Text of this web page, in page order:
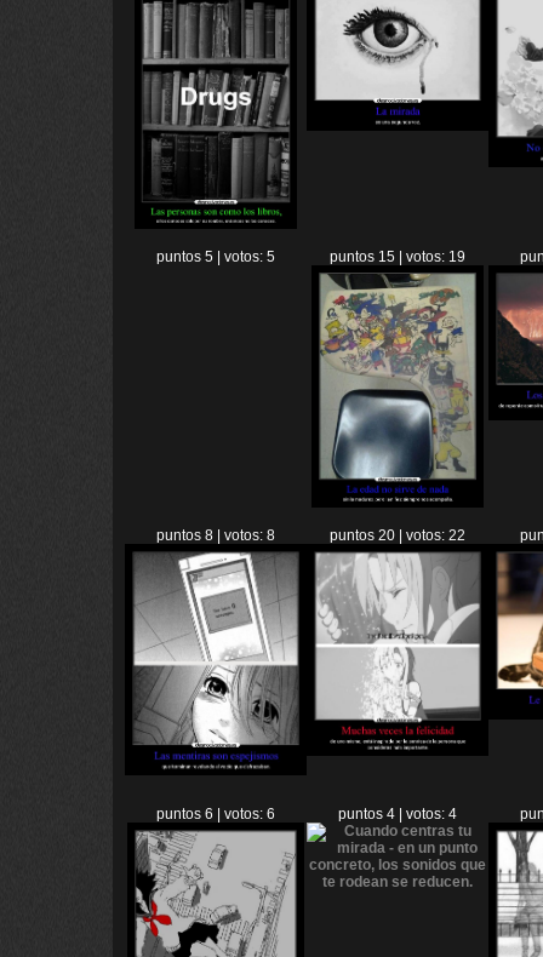
puntos 5 | votos: 5 puntos 15 | votos: 19
puntos 8 | votos: 8 puntos 20 | votos: 22
puntos 6 | votos: 6 puntos 4 | votos: 4